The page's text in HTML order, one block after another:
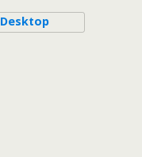
Desktop